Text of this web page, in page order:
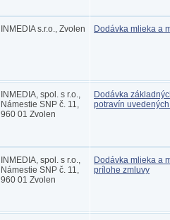
INMEDIA s.r.o., Zvolen Dodávka mlieka a
INMEDIA, spol. s r.o.,
Námestie SNP č. 11,
960 01 Zvolen
Dodávka
potravín
INMEDIA, spol. s r.o.,
Námestie SNP č. 11,
960 01 Zvolen
Dodávka mlieka a
prílohe zmluvy